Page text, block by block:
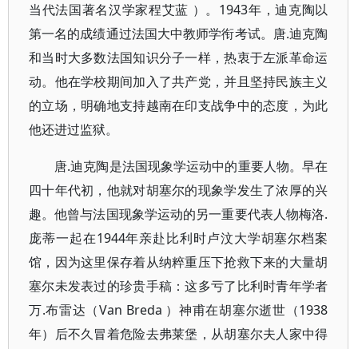
当代法国著名汉学家程艾蓝 ）。1943年，迪克陶以
第一名的成绩通过法国大中教师学衔考试。唐.迪克陶
和当时大多数法国知识分子一样，热衷于左派革命运
动。他在学校期间加入了共产党，并且坚持民族主义
的立场，明确地支持越南在印支战争中的态度，为此
他还进过监狱。
唐.迪克陶是法国现象学运动中的重要人物。早在
四十年代初，他就对胡塞尔的现象学发生了浓厚的兴
趣。他曾与法国现象学运动的另一重要代表人物梅洛.
庞蒂一起在1944年亲赴比利时卢汶大学胡塞尔档案
馆，因为这里保存着从纳粹重压下抢救下来的大量胡
塞尔未发表过的珍贵手稿：这多亏了比利时青年学者
万.布雷达（Van Breda ）神甫在胡塞尔逝世（1938
年）后不久冒着危险去弗莱堡，从胡塞尔夫人家中得